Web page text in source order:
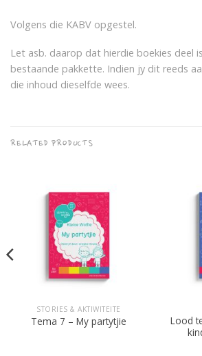
Volgens die KABV opgestel.
Let asb. daarop dat hierdie boekies deel
bestaande pakkette. Indien jy dit reeds
die inhoud dieselfde wees.
RELATED PRODUCTS
STORIES & AKTIWITEITE
Tema 7 – My partytjie
Lood